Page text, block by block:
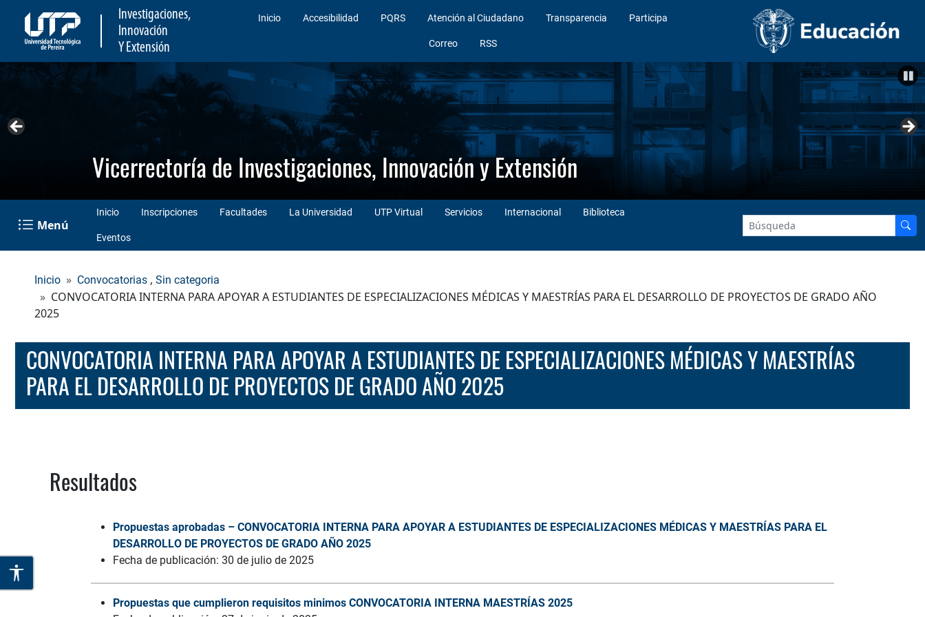
Investigaciones,
Innovación
Y Extensión
Inicio Accesibilidad PQRS Atención al Ciudadano Transparencia Participa
Correo RSS
Vicerrectoría de Investigaciones, Innovación y Extensión
Menú
Inicio Inscripciones Facultades La Universidad UTP Virtual Servicios Internacional Biblioteca
Eventos
Inicio Convocatorias , Sin categoria
CONVOCATORIA INTERNA PARA APOYAR A ESTUDIANTES DE ESPECIALIZACIONES MÉDICAS Y MAESTRÍAS PARA EL DESARROLLO DE PROYECTOS DE GRADO AÑO
2025
CONVOCATORIA INTERNA PARA APOYAR A ESTUDIANTES DE ESPECIALIZACIONES MÉDICAS Y MAESTRÍAS
PARA EL DESARROLLO DE PROYECTOS DE GRADO AÑO 2025
Resultados
Propuestas aprobadas – CONVOCATORIA INTERNA PARA APOYAR A ESTUDIANTES DE ESPECIALIZACIONES MÉDICAS Y MAESTRÍAS PARA EL
DESARROLLO DE PROYECTOS DE GRADO AÑO 2025
Fecha de publicación: 30 de julio de 2025
Propuestas que cumplieron requisitos minimos CONVOCATORIA INTERNA MAESTRÍAS 2025